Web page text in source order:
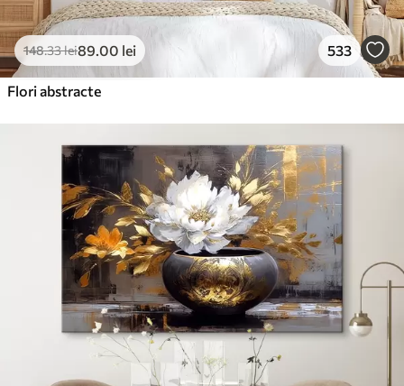
148.33lei89.00 lei 533
Flori abstracte